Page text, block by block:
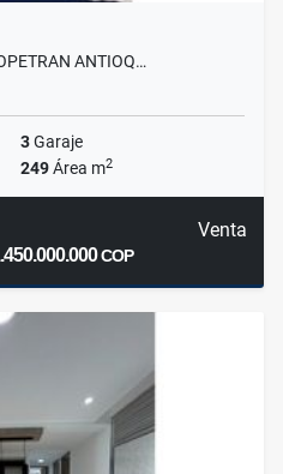
ANTIOQ…
3Garaje
249Área m2
Venta
COP